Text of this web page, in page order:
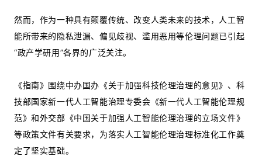
然而，作为一种具有颠覆传统、改变人类未来的技术，人工智
能所带来的隐私泄漏、偏见歧视、滥用恶用等伦理问题已引起
“政产学研用”各界的广泛关注。
《指南》围绕中办国办《关于加强科技伦理治理的意见》、科
技部国家新一代人工智能治理专委会《新一代人工智能伦理规
范》和外交部《中国关于加强人工智能伦理治理的立场文件》
等政策文件有关要求，为落实人工智能伦理治理标准化工作奠
定了坚实基础。